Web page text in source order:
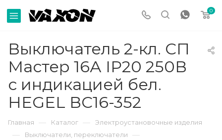
0
Выключатель 2-кл. СП
Мастер 16А IP20 250В
с индикацией бел.
HEGEL ВС16-352
Главная — Каталог — Электроустановочные изделия
— Выключатели, переключатели —